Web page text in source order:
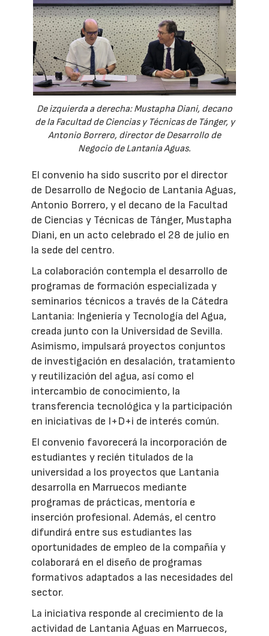
De izquierda a derecha: Mustapha Diani, decano
de la Facultad de Ciencias y Técnicas de Tánger, y
Antonio Borrero, director de Desarrollo de
Negocio de Lantania Aguas.
El convenio ha sido suscrito por el director
de Desarrollo de Negocio de Lantania Aguas,
Antonio Borrero, y el decano de la Facultad
de Ciencias y Técnicas de Tánger, Mustapha
Diani, en un acto celebrado el 28 de julio en
la sede del centro.
La colaboración contempla el desarrollo de
programas de formación especializada y
seminarios técnicos a través de la Cátedra
Lantania: Ingeniería y Tecnología del Agua,
creada junto con la Universidad de Sevilla.
Asimismo, impulsará proyectos conjuntos
de investigación en desalación, tratamiento
y reutilización del agua, así como el
intercambio de conocimiento, la
transferencia tecnológica y la participación
en iniciativas de I+D+i de interés común.
El convenio favorecerá la incorporación de
estudiantes y recién titulados de la
universidad a los proyectos que Lantania
desarrolla en Marruecos mediante
programas de prácticas, mentoría e
inserción profesional. Además, el centro
difundirá entre sus estudiantes las
oportunidades de empleo de la compañía y
colaborará en el diseño de programas
formativos adaptados a las necesidades del
sector.
La iniciativa responde al crecimiento de la
actividad de Lantania Aguas en Marruecos,